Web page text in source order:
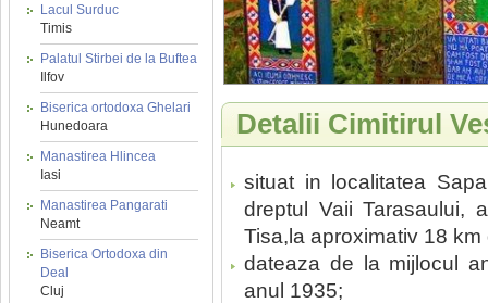
Lacul Surduc
Timis
Palatul Stirbei de la Buftea
Ilfov
Biserica ortodoxa Ghelari
Hunedoara
Manastirea Hlincea
Iasi
Manastirea Pangarati
Neamt
Biserica Ortodoxa din
Deal
Cluj
Detalii Cimitirul
situat in localitatea
dreptul Vaii Tarasaului,
Tisa,la aproximativ 18
dateaza de la mijlocul
anul 1935;